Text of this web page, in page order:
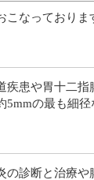
なっておりま
疾患や胃十二
の最も細
の診断と治療